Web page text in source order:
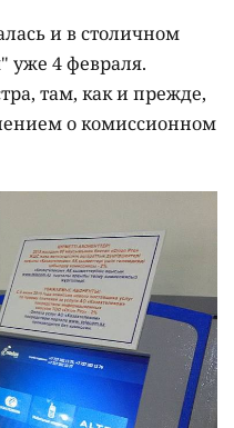
и в столичном
уже 4 февраля.
там, как и прежде,
о комиссионном